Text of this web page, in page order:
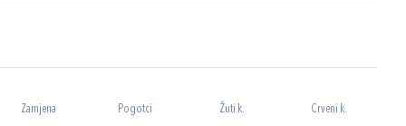
Zamjena Pogotci Žuti k. Crveni k.